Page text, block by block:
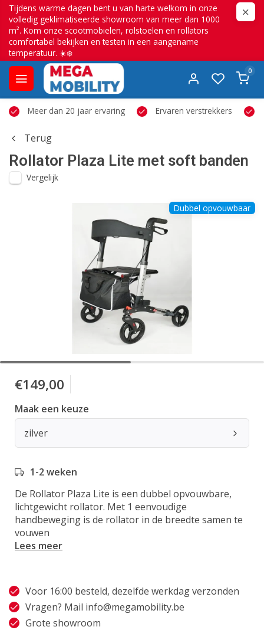
Tijdens warme dagen bent u van harte welkom in onze
volledig geklimatiseerde showroom van meer dan 1000
m². Kom onze scootmobielen, rolstoelen en rollators
comfortabel bekijken en testen in een aangename
temperatuur. ☀️❄️
0
Meer dan 20 jaar ervaring Ervaren verstrekkers
Terug
Rollator Plaza Lite met soft banden
Vergelijk
Dubbel opvouwbaar
€149,00
Maak een keuze
zilver
1-2 weken
De Rollator Plaza Lite is een dubbel opvouwbare,
lichtgewicht rollator. Met 1 eenvoudige
handbeweging is de rollator in de breedte samen te
vouwen
Lees meer
Voor 16:00 besteld, dezelfde werkdag verzonden
Vragen? Mail info@megamobility.be
Grote showroom